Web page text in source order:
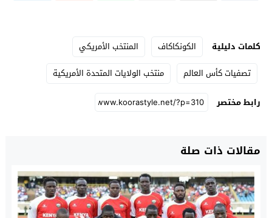
كلمات دليلية الكونكاكاف
المنتخب الأمريكي
تصفيات كأس العالم
منتخب الولايات المتحدة الأمريكية
رابط مختصر
مقالات ذات صلة